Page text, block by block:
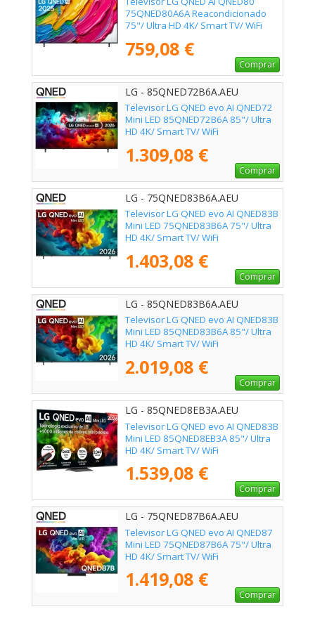
75QNED80A6A Reacondicionado
75"/ Ultra HD 4K/ Smart TV/ WiFi
759,08 €
Comprar
LG - 85QNED72B6A.AEU
Televisor LG QNED evo AI QNED72
Mini LED 85QNED72B6A 85"/ Ultra
HD 4K/ Smart TV/ WiFi
1.309,08 €
Comprar
LG - 75QNED83B6A.AEU
Televisor LG QNED evo AI QNED83B
Mini LED 75QNED83B6A 75"/ Ultra
HD 4K/ Smart TV/ WiFi
1.403,08 €
Comprar
LG - 85QNED83B6A.AEU
Televisor LG QNED evo AI QNED83B
Mini LED 85QNED83B6A 85"/ Ultra
HD 4K/ Smart TV/ WiFi
2.019,08 €
Comprar
LG - 85QNED8EB3A.AEU
Televisor LG QNED evo AI QNED83B
Mini LED 85QNED8EB3A 85"/ Ultra
HD 4K/ Smart TV/ WiFi
1.539,08 €
Comprar
LG - 75QNED87B6A.AEU
Televisor LG QNED evo AI QNED87
Mini LED 75QNED87B6A 75"/ Ultra
HD 4K/ Smart TV/ WiFi
1.419,08 €
Comprar